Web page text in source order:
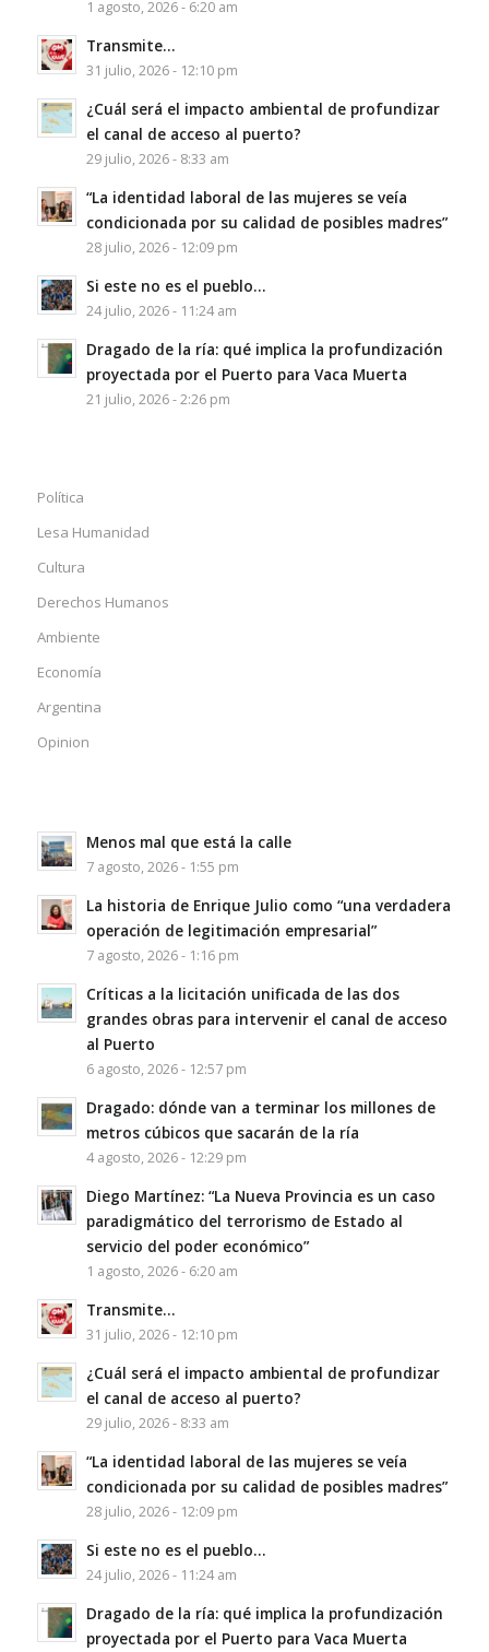
1 agosto, 2026 - 6:20 am
Transmite…
31 julio, 2026 - 12:10 pm
¿Cuál será el impacto ambiental de profundizar
el canal de acceso al puerto?
29 julio, 2026 - 8:33 am
“La identidad laboral de las mujeres se veía
condicionada por su calidad de posibles madres”
28 julio, 2026 - 12:09 pm
Si este no es el pueblo…
24 julio, 2026 - 11:24 am
Dragado de la ría: qué implica la profundización
proyectada por el Puerto para Vaca Muerta
21 julio, 2026 - 2:26 pm
Política
Lesa Humanidad
Cultura
Derechos Humanos
Ambiente
Economía
Argentina
Opinion
Menos mal que está la calle
7 agosto, 2026 - 1:55 pm
La historia de Enrique Julio como “una verdadera
operación de legitimación empresarial”
7 agosto, 2026 - 1:16 pm
Críticas a la licitación unificada de las dos
grandes obras para intervenir el canal de acceso
al Puerto
6 agosto, 2026 - 12:57 pm
Dragado: dónde van a terminar los millones de
metros cúbicos que sacarán de la ría
4 agosto, 2026 - 12:29 pm
Diego Martínez: “La Nueva Provincia es un caso
paradigmático del terrorismo de Estado al
servicio del poder económico”
1 agosto, 2026 - 6:20 am
Transmite…
31 julio, 2026 - 12:10 pm
¿Cuál será el impacto ambiental de profundizar
el canal de acceso al puerto?
29 julio, 2026 - 8:33 am
“La identidad laboral de las mujeres se veía
condicionada por su calidad de posibles madres”
28 julio, 2026 - 12:09 pm
Si este no es el pueblo…
24 julio, 2026 - 11:24 am
Dragado de la ría: qué implica la profundización
proyectada por el Puerto para Vaca Muerta